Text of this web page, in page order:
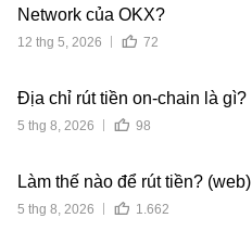
Network của OKX?
12 thg 5, 2026 72
Địa chỉ rút tiền on-chain là gì?
5 thg 8, 2026 98
Làm thế nào để rút tiền? (web)
5 thg 8, 2026 1.662